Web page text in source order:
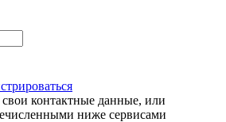
свои контактные данные, или
ниже сервисами